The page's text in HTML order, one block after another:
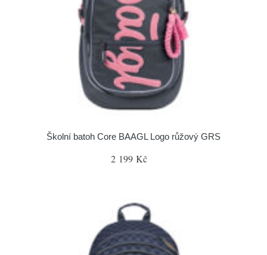
Školní batoh Core BAAGL Logo růžový GRS
2 199 Kč